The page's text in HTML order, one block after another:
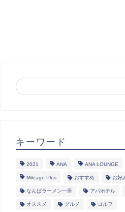
キーワード
2021 ANA ANA LOUNGE
Mileage Plus おすすめ お好
なんばラーメン一座 アパホテル
オススメ グルメ ゴルフ